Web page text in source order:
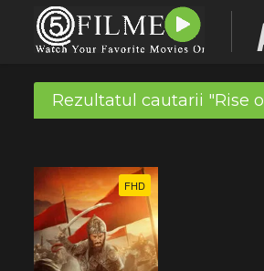
Rezultatul cautarii "Rise
FHD